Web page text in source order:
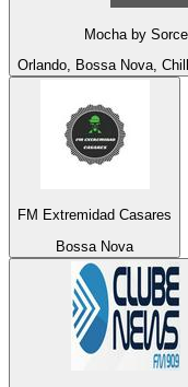
Mocha by
Orlando, Bossa Nova,
FM Extremidad Casares
Bossa Nova